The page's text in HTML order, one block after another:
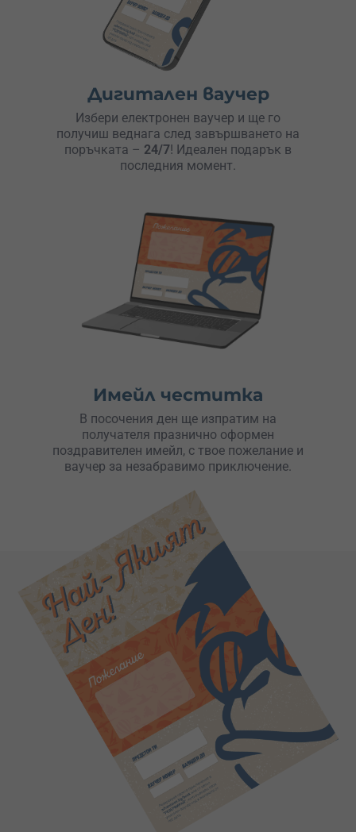
Дигитален ваучер
Избери електронен ваучер и ще го
получиш веднага след завършването на
поръчката – 24/7! Идеален подарък в
последния момент.
Имейл честитка
В посочения ден ще изпратим на
получателя празнично оформен
поздравителен имейл, с твое пожелание и
ваучер за незабравимо приключение.